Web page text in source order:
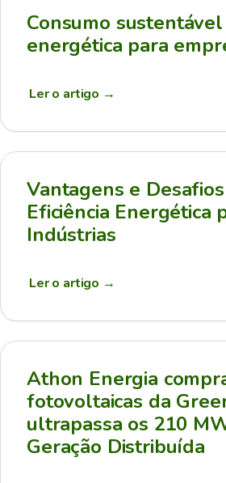
Consumo
energética para
Ler o artigo →
Vantagens e
Eficiência Energética
Indústrias
Ler o artigo →
Athon Energia
fotovoltaicas da
ultrapassa os 210
Geração Distribuída